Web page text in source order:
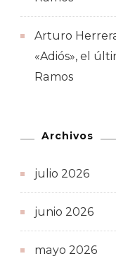
Arturo
«Adiós», el
Ramos
Archivos
julio 2026
junio 2026
mayo 2026